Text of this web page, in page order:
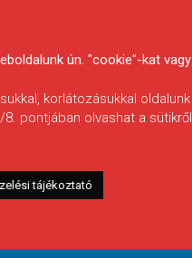
ún. "cookie"-kat
korlátozásukkal
pontjában olvashat a
tájékoztató